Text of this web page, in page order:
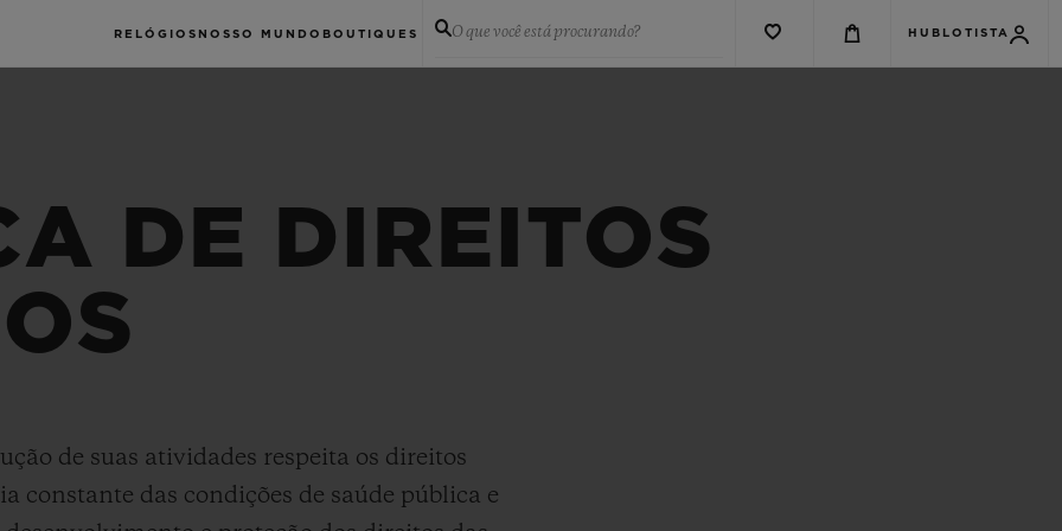
RELÓGIOS NOSSO MUNDO BOUTIQUES O que você está procurando? HUBLOTISTA
DE DIREITOS
de suas atividades respeita os direitos
constante das condições de saúde pública e